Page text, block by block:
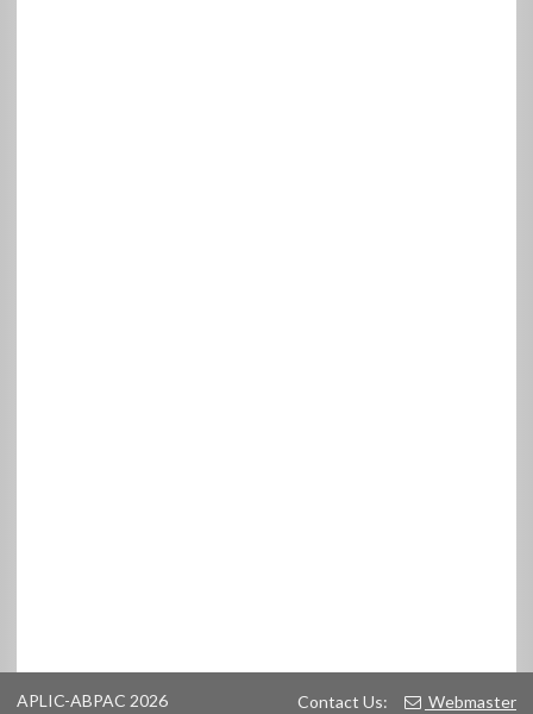
APLIC-ABPAC 2026 Contact Us:
Webmaster